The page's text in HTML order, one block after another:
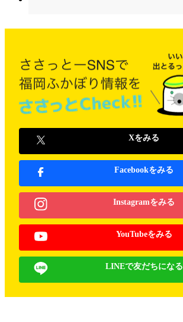
Xをみる
Facebookをみる
Instagramをみる
YouTubeをみる
LINEで友だちになる